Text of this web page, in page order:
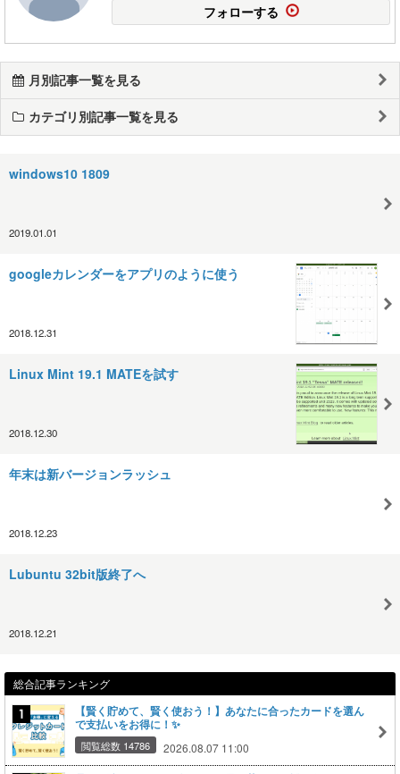
フォローする
月別記事一覧を見る
カテゴリ別記事一覧を見る
windows10 1809
2019.01.01
googleカレンダーをアプリのように使う
2018.12.31
Linux Mint 19.1 MATEを試す
2018.12.30
年末は新バージョンラッシュ
2018.12.23
Lubuntu 32bit版終了へ
2018.12.21
総合記事ランキング
【賢く貯めて、賢く使おう！】あなたに合ったカードを選ん
で支払いをお得に！✨
閲覧総数 14786 2026.08.07 11:00